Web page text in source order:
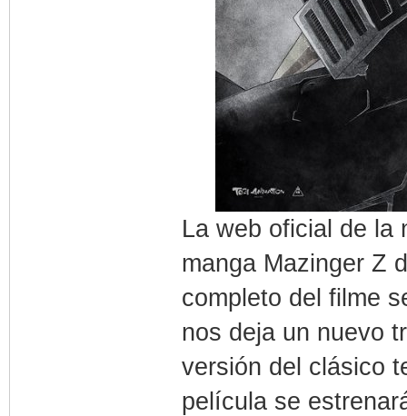
La web oficial de la
manga Mazinger Z
completo del filme
nos deja un nuevo
versión del clásico
película se